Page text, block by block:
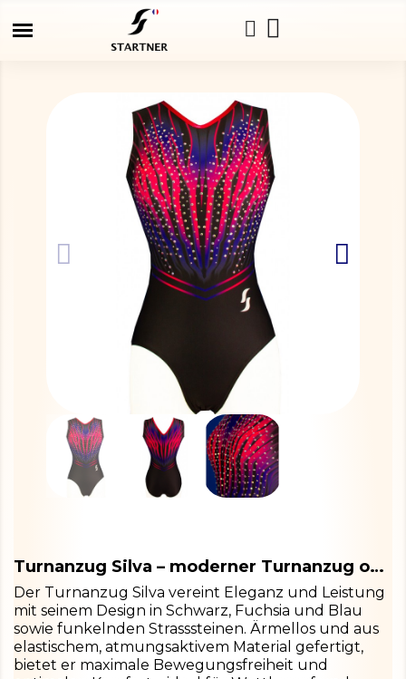
Turnanzug Silva – moderner Turnanzug ohne Ärmel
Der Turnanzug Silva vereint Eleganz und Leistung
mit seinem Design in Schwarz, Fuchsia und Blau
sowie funkelnden Strasssteinen. Ärmellos und aus
elastischem, atmungsaktivem Material gefertigt,
bietet er maximale Bewegungsfreiheit und